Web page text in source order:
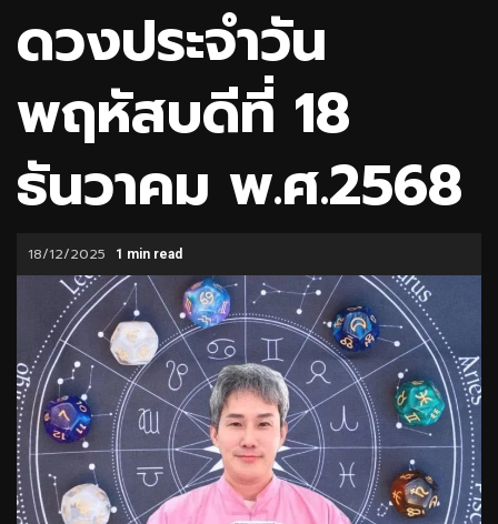
ดวงประจำวัน
พฤหัสบดีที่ 18
ธันวาคม พ.ศ.2568
18/12/2025 1 min read